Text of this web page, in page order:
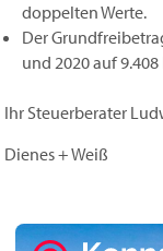
doppelten Werte.
Der
und 2020 auf
Ihr Steuerberater
Dienes + Weiß